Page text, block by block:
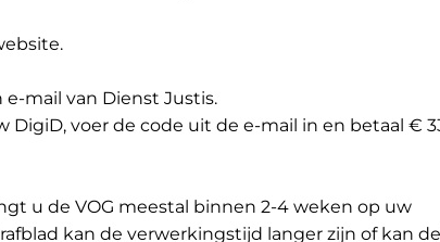
mail van Dienst Justis.
DigiD, voer de code uit de e-mail in en betaal €
u de VOG meestal binnen 2-4 weken op uw
kan de verwerkingstijd langer zijn of kan